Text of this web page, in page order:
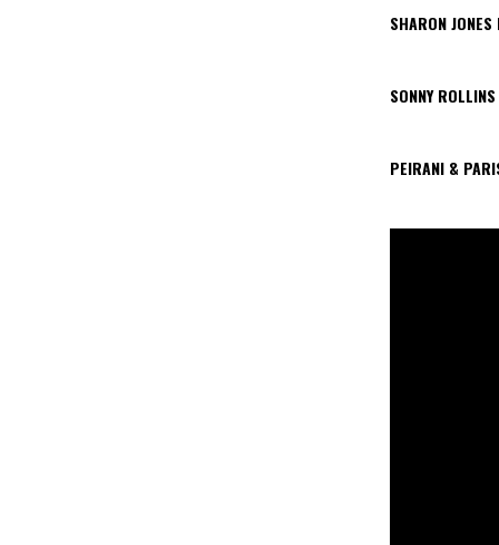
SHARON
SONNY
PEIRANI &